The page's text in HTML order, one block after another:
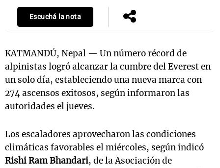
Escuchá la nota
KATMANDÚ, Nepal — Un número récord de
alpinistas logró alcanzar la cumbre del Everest en
un solo día, estableciendo una nueva marca con
274 ascensos exitosos, según informaron las
autoridades el jueves.
Los escaladores aprovecharon las condiciones
climáticas favorables el miércoles, según indicó
Rishi Ram Bhandari, de la Asociación de